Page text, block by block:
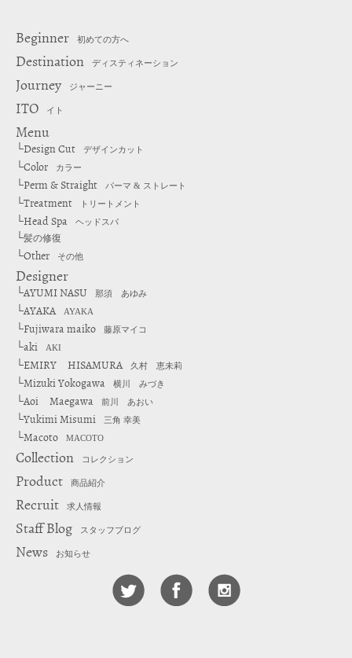
Beginner 初めての方へ
Destination ディスティネーション
Journey ジャーニー
ITO イト
Menu
└Design Cut デザインカット
└Color カラー
└Perm & Straight パーマ & ストレート
└Treatment トリートメント
└Head Spa ヘッドスパ
└髪の修復
└Other その他
Designer
└AYUMI NASU 那須 あゆみ
└AYAKA AYAKA
└Fujiwara maiko 藤原マイコ
└aki AKI
└EMIRY HISAMURA 久村 恵未莉
└Mizuki Yokogawa 横川 みづき
└Aoi Maegawa 前川 あおい
└Yukimi Misumi 三角 幸美
└Macoto MACOTO
Collection コレクション
Product 商品紹介
Recruit 求人情報
Staff Blog スタッフブログ
News お知らせ